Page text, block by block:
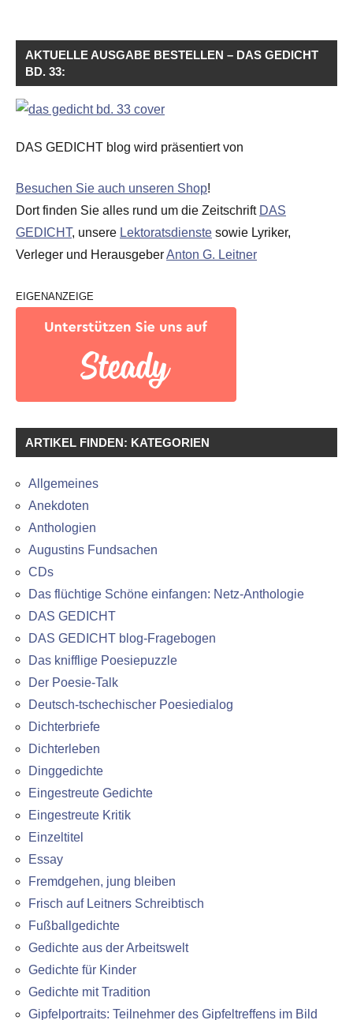
AKTUELLE AUSGABE BESTELLEN – DAS GEDICHT
BD. 33:
DAS GEDICHT blog wird präsentiert von
Besuchen Sie auch unseren Shop!
Dort finden Sie alles rund um die Zeitschrift DAS
GEDICHT, unsere Lektoratsdienste sowie Lyriker,
Verleger und HerausgeberAnton G. Leitner
EIGENANZEIGE
ARTIKEL FINDEN: KATEGORIEN
Allgemeines
Anekdoten
Anthologien
Augustins Fundsachen
CDs
Das flüchtige Schöne einfangen: Netz-Anthologie
DAS GEDICHT
DAS GEDICHT blog-Fragebogen
Das knifflige Poesiepuzzle
Der Poesie-Talk
Deutsch-tschechischer Poesiedialog
Dichterbriefe
Dichterleben
Dinggedichte
Eingestreute Gedichte
Eingestreute Kritik
Einzeltitel
Essay
Fremdgehen, jung bleiben
Frisch auf Leitners Schreibtisch
Fußballgedichte
Gedichte aus der Arbeitswelt
Gedichte für Kinder
Gedichte mit Tradition
Gipfelportraits: Teilnehmer des Gipfeltreffens im Bild